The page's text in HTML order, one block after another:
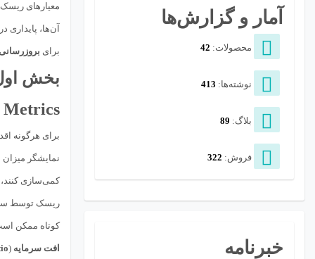
آمار و گزارش‌ها
محصولات: 42
نوشته‌ها: 413
بلاگ: 89
فروش: 322
خبرنامه
معیارهای
آن‌ها،
برای
بخش
برای هرگونه
نمایشگر
کمی‌سازی
ریسک توسط
کوتاه ممکن
افت سرمایه (